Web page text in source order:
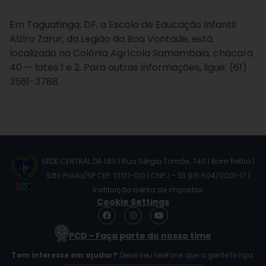
Em Taguatinga, DF, a Escola de Educação Infantil
Alziro Zarur, da Legião da Boa Vontade, está
localizado na Colônia Agrícola Samambaia, chácara
40 — lotes 1 e 2. Para outras informações, ligue: (61)
3561-3788.
SEDE CENTRAL DA LBV | Rua Sérgio Tomás, 740 | Bom Retiro |
São Paulo/SP CEP: 01131-010 | CNPJ – 33.915.604/0001-17 |
Instituição isenta de impostos
Cookie Settings
F
a
e
o
I
n
s
t
g
Y
o
t
b
PCD - Faça parte do nosso time
Tem interesse em ajudar? Deixe seu telefone que a gente te liga.